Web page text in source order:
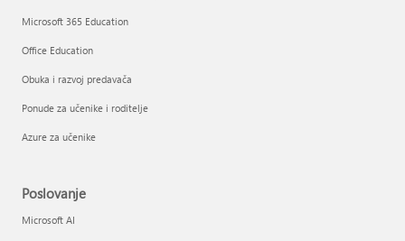
Microsoft 365 Education
Office Education
Obuka i razvoj predavača
Ponude za učenike i roditelje
Azure za učenike
Poslovanje
Microsoft AI